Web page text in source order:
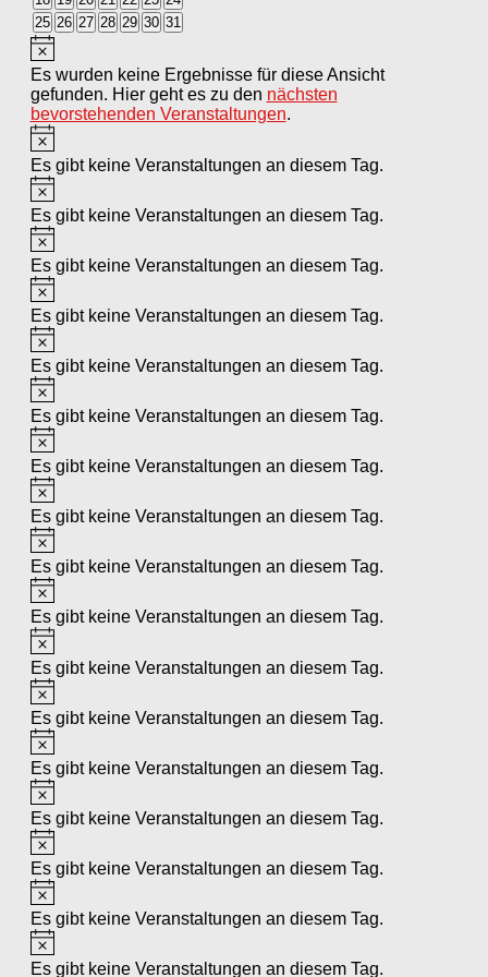
Veranstaltungen
Veranstaltungen
Veranstaltungen
Veranstaltungen
Veranstaltungen
Veranstaltungen
Veranstaltungen
0
Veranstaltungen
25 0
Veranstaltungen
26 0
Veranstaltungen
27 0
Veranstaltungen
28 0
Veranstaltungen
29 0
Veranstaltungen
30 0
Veranstaltungen
31
Hinweis
Es wurden keine Ergebnisse für diese Ansicht
gefunden. Hier geht es zu den nächsten
bevorstehenden Veranstaltungen.
Hinweis
Es gibt keine Veranstaltungen an diesem Tag.
Hinweis
Es gibt keine Veranstaltungen an diesem Tag.
Hinweis
Es gibt keine Veranstaltungen an diesem Tag.
Hinweis
Es gibt keine Veranstaltungen an diesem Tag.
Hinweis
Es gibt keine Veranstaltungen an diesem Tag.
Hinweis
Es gibt keine Veranstaltungen an diesem Tag.
Hinweis
Es gibt keine Veranstaltungen an diesem Tag.
Hinweis
Es gibt keine Veranstaltungen an diesem Tag.
Hinweis
Es gibt keine Veranstaltungen an diesem Tag.
Hinweis
Es gibt keine Veranstaltungen an diesem Tag.
Hinweis
Es gibt keine Veranstaltungen an diesem Tag.
Hinweis
Es gibt keine Veranstaltungen an diesem Tag.
Hinweis
Es gibt keine Veranstaltungen an diesem Tag.
Hinweis
Es gibt keine Veranstaltungen an diesem Tag.
Hinweis
Es gibt keine Veranstaltungen an diesem Tag.
Hinweis
Es gibt keine Veranstaltungen an diesem Tag.
Hinweis
Es gibt keine Veranstaltungen an diesem Tag.